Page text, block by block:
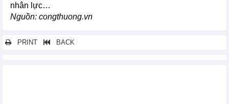
nhân lực…
Nguồn: congthuong.vn
PRINT BACK